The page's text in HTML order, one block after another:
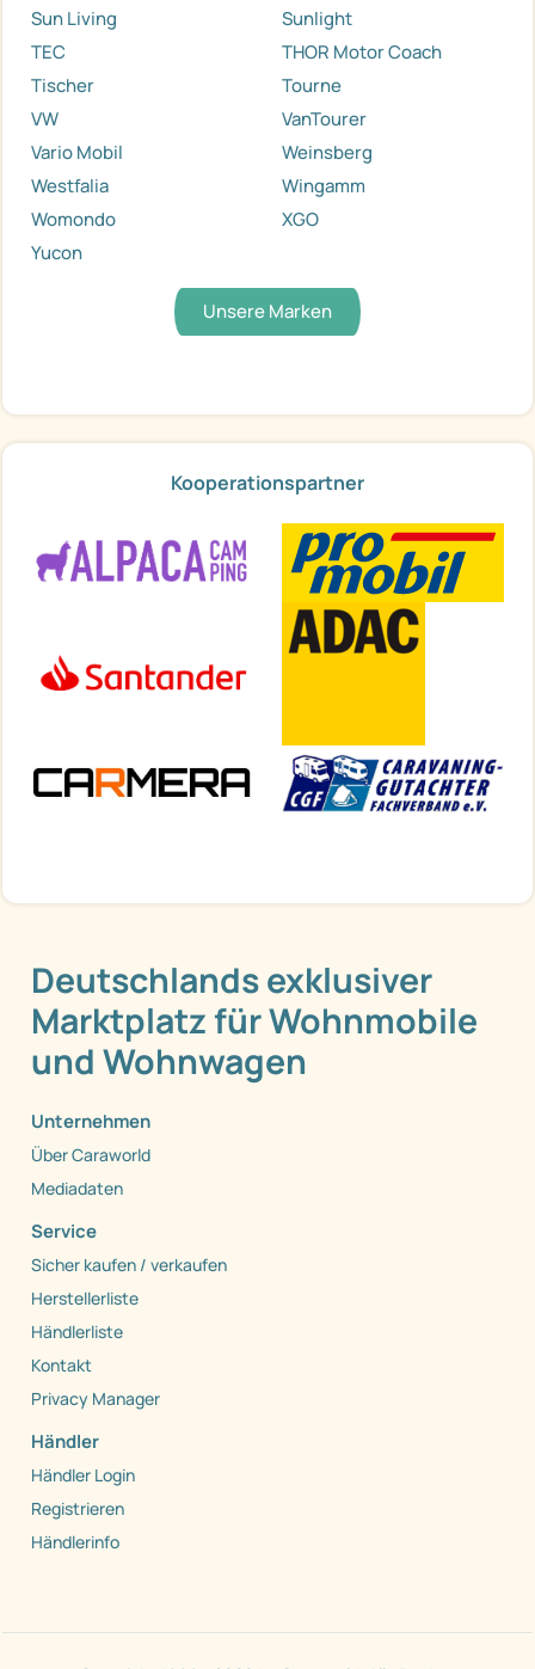
Sun Living
Sunlight
TEC
THOR Motor Coach
Tischer
Tourne
VW
VanTourer
Vario Mobil
Weinsberg
Westfalia
Wingamm
Womondo
XGO
Yucon
Unsere Marken
Kooperationspartner
Deutschlands exklusiver
Marktplatz für Wohnmobile
und Wohnwagen
Unternehmen
Über Caraworld
Mediadaten
Service
Sicher kaufen / verkaufen
Herstellerliste
Händlerliste
Kontakt
Privacy Manager
Händler
Händler Login
Registrieren
Händlerinfo